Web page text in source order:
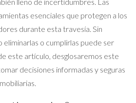
esenciales que protegen a los
durante esta travesía. Sin
eliminarlas o cumplirlas puede ser
este artículo, desglosaremos este
decisiones informadas y seguras